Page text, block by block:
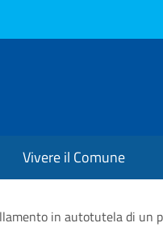
Vivere il Comune
in autotutela di un